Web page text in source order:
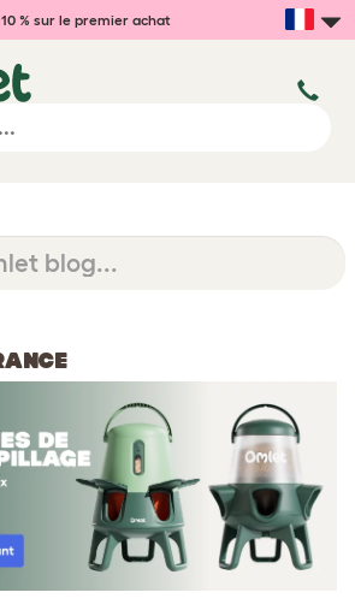
10 % sur le premier achat